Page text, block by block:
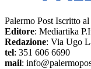
Palermo Post Iscritto
Editore: Mediartika
Redazione: Via Ugo
tel: 351 606 6690
mail: